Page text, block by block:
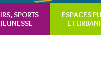
SPORTS
ESPACES
ET